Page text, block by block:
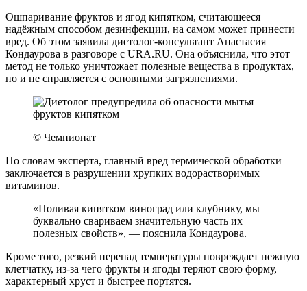
Ошпаривание фруктов и ягод кипятком, считающееся
надёжным способом дезинфекции, на самом может принести
вред. Об этом заявила диетолог-консультант Анастасия
Кондаурова в разговоре с URA.RU. Она объяснила, что этот
метод не только уничтожает полезные вещества в продуктах,
но и не справляется с основными загрязнениями.
© Чемпионат
По словам эксперта, главный вред термической обработки
заключается в разрушении хрупких водорастворимых
витаминов.
«Поливая кипятком виноград или клубнику, мы
буквально свариваем значительную часть их
полезных свойств», — пояснила Кондаурова.
Кроме того, резкий перепад температуры повреждает нежную
клетчатку, из-за чего фрукты и ягоды теряют свою форму,
характерный хруст и быстрее портятся.